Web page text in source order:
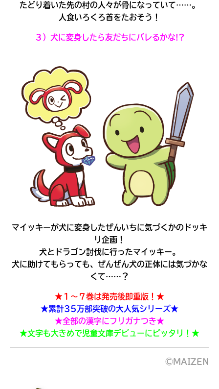
みんなからのお手紙が
キミに
たどり着いた先の村の人々が骨になっていて……。
人食いろくろ首をたおそう！
３）犬に変身したら友だちにバレるかな!?
マイッキーが犬に変身したぜんいちに気づくかのドッキ
リ企画！
犬とドラゴン討伐に行ったマイッキー。
犬に助けてもらっても、ぜんぜん犬の正体には気づかな
くて……？
★１～７巻は発売後即重版！★
★累計35万部突破の大人気シリーズ★
★全部の漢字にフリガナつき★
★文字も大きめで児童文庫デビューにピッタリ！★
©MAIZEN
購
入
の
ご
案
内
電
子
書
籍
購
入
の
ご